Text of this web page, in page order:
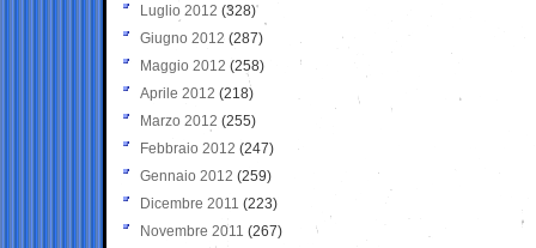
Luglio 2012 (328)
Giugno 2012 (287)
Maggio 2012 (258)
Aprile 2012 (218)
Marzo 2012 (255)
Febbraio 2012 (247)
Gennaio 2012 (259)
Dicembre 2011 (223)
Novembre 2011 (267)